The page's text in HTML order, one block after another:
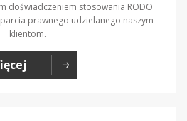
doświadczeniem stosowania RODO
prawnego udzielanego naszym
klientom.